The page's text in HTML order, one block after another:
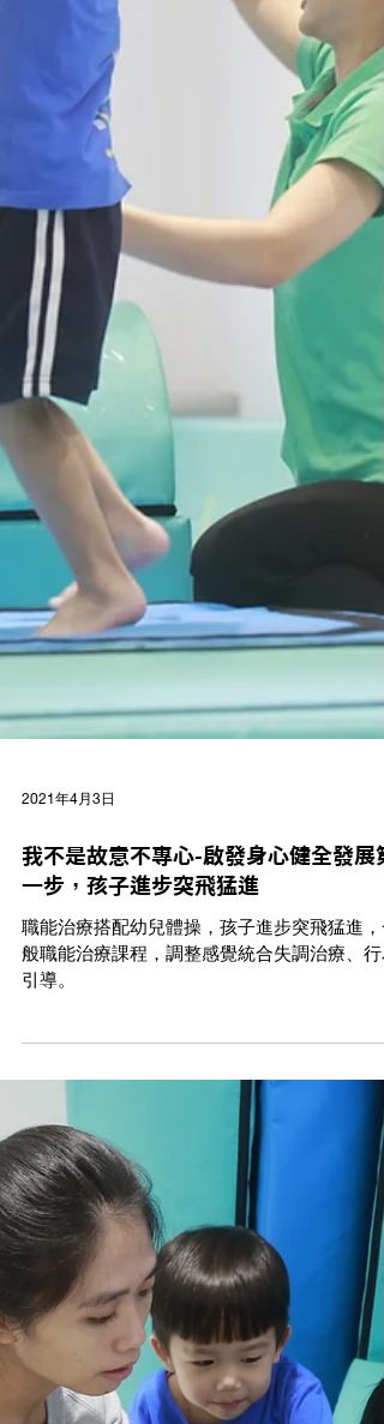
2021年4月3日
我不是故意不專心-啟發身心健全發展
般職能治療課程，調整感覺統合失調治療、行
引導。